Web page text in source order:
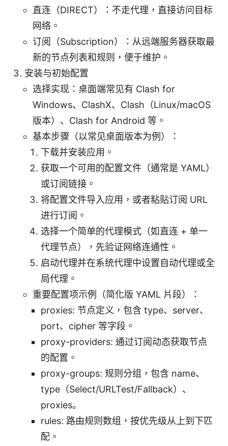
直连（DIRECT）：不走代理，直接访问目标
网络。
订阅（Subscription）：从远端服务器获取最
新的节点列表和规则，便于维护。
安装与初始配置
选择实现：桌面端常见有 Clash for
Windows、ClashX、Clash（Linux/macOS
版本）、Clash for Android 等。
基本步骤（以常见桌面版本为例）：
下载并安装应用。
获取一个可用的配置文件（通常是 YAML）
或订阅链接。
将配置文件导入应用，或者粘贴订阅 URL
进行订阅。
选择一个简单的代理模式（如直连 + 单一
代理节点），先验证网络连通性。
启动代理并在系统代理中设置自动代理或全
局代理。
重要配置项示例（简化版 YAML 片段）：
proxies: 节点定义，包含 type、server、
port、cipher 等字段。
proxy-providers: 通过订阅动态获取节点
的配置。
proxy-groups: 规则分组，包含 name、
type（Select/URLTest/Fallback）、
proxies。
rules: 路由规则数组，按优先级从上到下匹
配。